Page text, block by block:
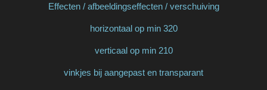
Effecten / afbeeldingseffecten / verschuiving
horizontaal op min 320
verticaal op min 210
vinkjes bij aangepast en transparant